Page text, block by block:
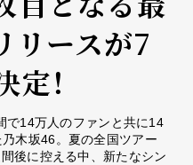
リースが7
！
で14万人のファンと共に14
木坂46。夏の全国ツアー
後に控える中、新たなシン